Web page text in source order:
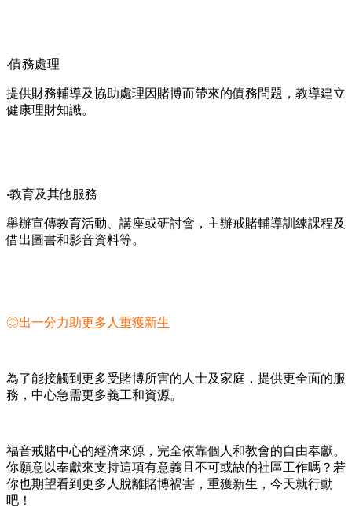
‧債務處理
提供財務輔導及協助處理因賭博而帶來的債務問題，教導建立
健康理財知識。
‧教育及其他服務
舉辦宣傳教育活動、講座或研討會，主辦戒賭輔導訓練課程及
借出圖書和影音資料等。
◎出一分力助更多人重獲新生
為了能接觸到更多受賭博所害的人士及家庭，提供更全面的服
務，中心急需更多義工和資源。
福音戒賭中心的經濟來源，完全依靠個人和教會的自由奉獻。
你願意以奉獻來支持這項有意義且不可或缺的社區工作嗎？若
你也期望看到更多人脫離賭博禍害，重獲新生，今天就行動
吧！